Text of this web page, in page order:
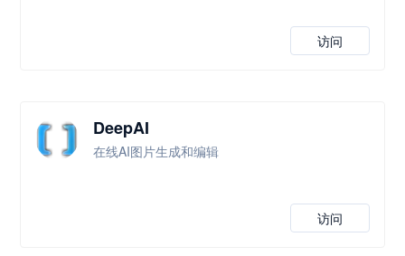
访问
DeepAI
在线AI图片生成和编辑
访问